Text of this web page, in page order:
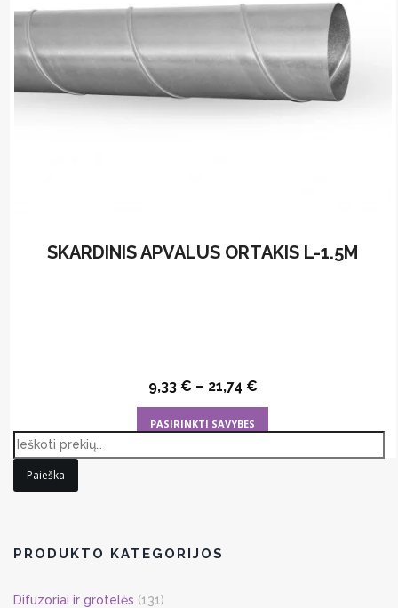
SKARDINIS APVALUS ORTAKIS L-1.5M
9,33 € – 21,74 €
PASIRINKTI SAVYBES
has
Paieška
PRODUKTO KATEGORIJOS
Difuzoriai ir grotelės (131)